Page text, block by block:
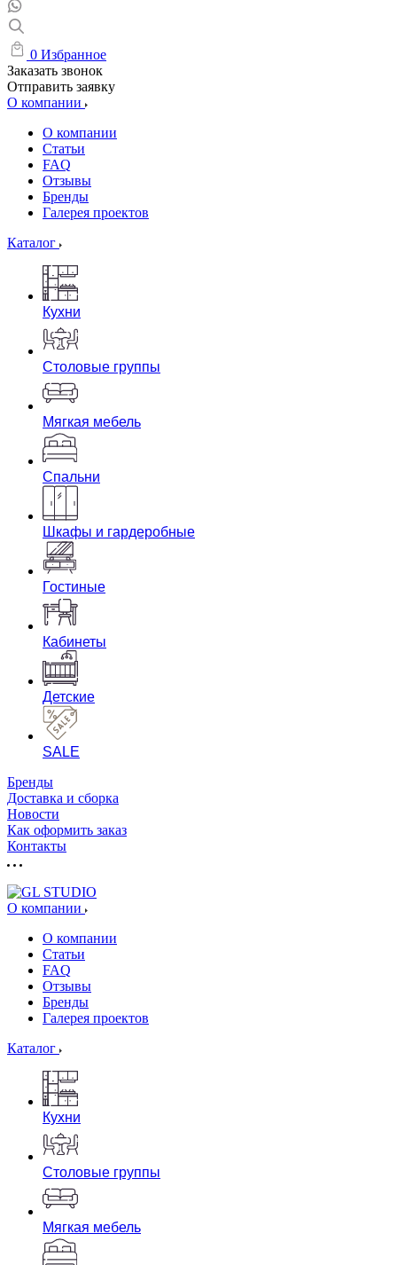
0 Избранное
Заказать звонок
Отправить заявку
О компании
О компании
Статьи
FAQ
Отзывы
Бренды
Галерея проектов
Каталог
Кухни
Столовые группы
Мягкая мебель
Спальни
Шкафы и гардеробные
Гостиные
Кабинеты
Детские
SALE
Бренды
Доставка и сборка
Новости
Как оформить заказ
Контакты
О компании
О компании
Статьи
FAQ
Отзывы
Бренды
Галерея проектов
Каталог
Кухни
Столовые группы
Мягкая мебель